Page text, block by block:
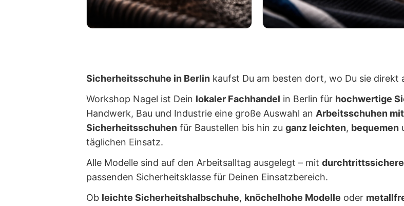
Sicherheitsschuhe in Berlin kaufst Du am besten dort, wo Du sie direkt
Workshop Nagel ist Dein lokaler Fachhandel in Berlin für hochwertige
Handwerk, Bau und Industrie eine große Auswahl an Arbeitsschuhen
Sicherheitsschuhen für Baustellen bis hin zu ganz leichten, bequemen
täglichen Einsatz.
Alle Modelle sind auf den Arbeitsalltag ausgelegt – mit
passenden Sicherheitsklasse für Deinen Einsatzbereich.
Ob leichte Sicherheitshalbschuhe, knöchelhohe Modelle oder